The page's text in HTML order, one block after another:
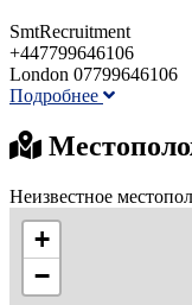
SmtRecruitment
+447799646106
London 07799646106
Подробнее
Неизвестное
+
−